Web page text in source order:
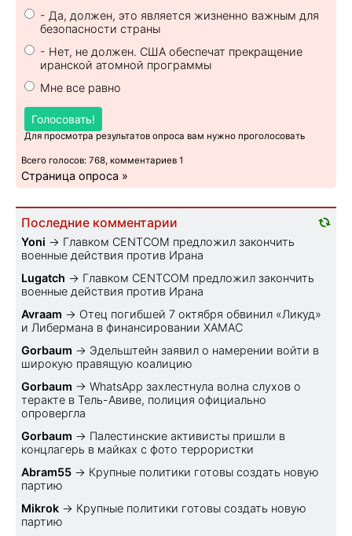
- Да, должен, это является жизненно важным для
безопасности страны
- Нет, не должен. США обеспечат прекращение
иранской атомной программы
Мне все равно
Голосовать!
Для просмотра результатов опроса вам нужно проголосовать
Всего голосов: 768, комментариев 1
Страница опроса »
Последние комментарии
Yoni → Главком CENTCOM предложил закончить
военные действия против Ирана
Lugatch → Главком CENTCOM предложил закончить
военные действия против Ирана
Avraam → Отец погибшей 7 октября обвинил «Ликуд»
и Либермана в финансировании ХАМАС
Gorbaum → Эдельштейн заявил о намерении войти в
широкую правящую коалицию
Gorbaum → WhatsApp захлестнула волна слухов о
теракте в Тель-Авиве, полиция официально
опровергла
Gorbaum → Палестинские активисты пришли в
концлагерь в майках с фото террористки
Abram55 → Крупные политики готовы создать новую
партию
Mikrok → Крупные политики готовы создать новую
партию